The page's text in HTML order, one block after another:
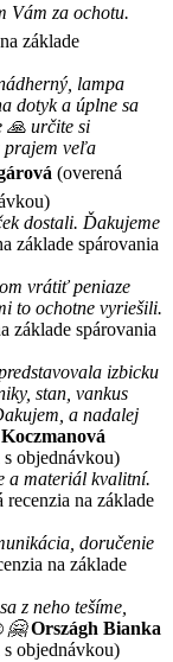
Vám za ochotu.
základe
lampa
dotyk a úplne sa
🙏 určite si
prajem veľa
(overená
dostali. Ďakujeme
základe spárovania
vrátiť peniaze
to ochotne vyriešili.
základe spárovania
izbicku
stan, vankus
a nadalej
s objednávkou)
a materiál kvalitní.
recenzia na základe
doručenie
na základe
z neho tešíme,
Országh Bianka
s objednávkou)